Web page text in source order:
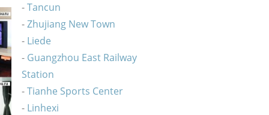
Tancun
Zhujiang New Town
Liede
Guangzhou East Railway
Station
Tianhe Sports Center
Linhexi